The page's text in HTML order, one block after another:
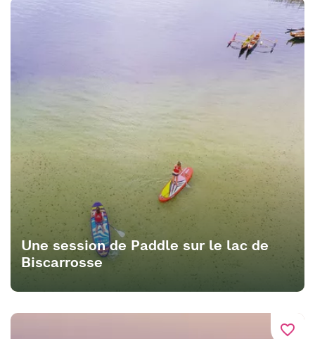
Une session de Paddle sur le lac de
Biscarrosse
favorite_border